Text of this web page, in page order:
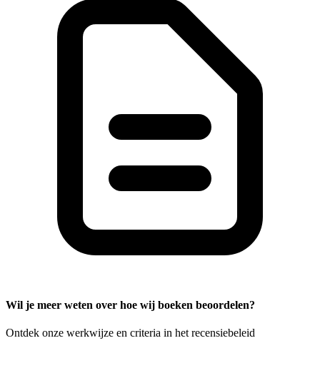
Wil je meer weten over hoe wij boeken beoordelen?
Ontdek onze werkwijze en criteria in het recensiebeleid